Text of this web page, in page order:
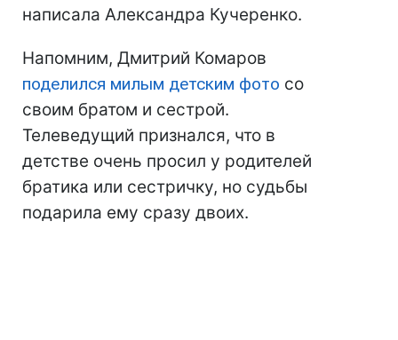
написала Александра Кучеренко.
Напомним, Дмитрий Комаров
поделился милым детским фото со
своим братом и сестрой.
Телеведущий признался, что в
детстве очень просил у родителей
братика или сестричку, но судьбы
подарила ему сразу двоих.